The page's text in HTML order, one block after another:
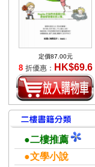
定價87.00元
8 折優惠： HK$69.6
●二樓推薦
●文學小說